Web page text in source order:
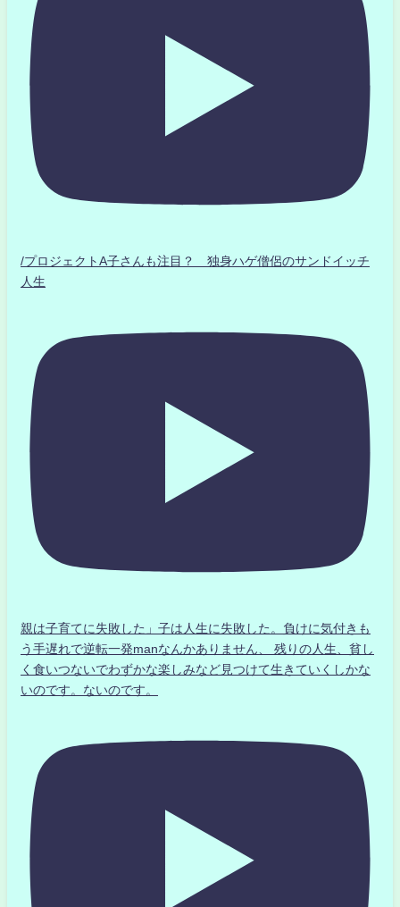
/プロジェクトA子さんも注目？ 独身ハゲ僧侶のサンドイッチ
人生
親は子育てに失敗した」子は人生に失敗した。負けに気付きも
う手遅れで逆転一発manなんかありません、 残りの人生、貧し
く食いつないでわずかな楽しみなど見つけて生きていくしかな
いのです。ないのです。